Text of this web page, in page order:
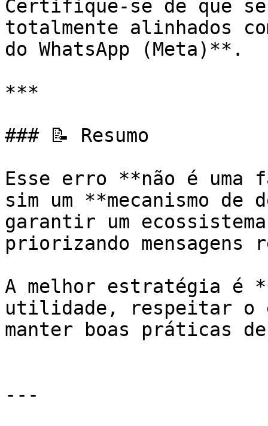
Certifique-se de que
totalmente alinhados
do WhatsApp (Meta)**.
***
### 📝 Resumo
Esse erro **não é uma
sim um **mecanismo de
garantir um
priorizando mensagens
A melhor estratégia é
utilidade, respeitar o
manter boas práticas
---